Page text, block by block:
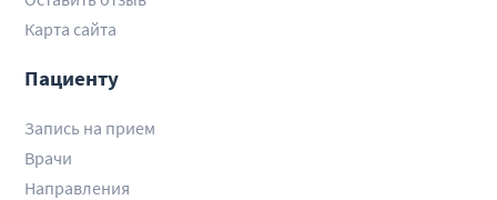
Карта сайта
Пациенту
Запись на прием
Врачи
Направления